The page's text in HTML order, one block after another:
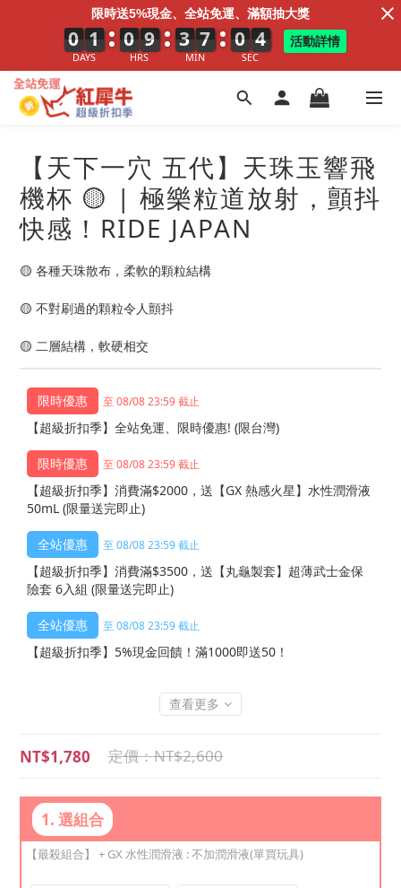
【天下一穴 五代】天珠玉響飛
機杯 🟡 | 極樂粒道放射，顫抖
快感！RIDE JAPAN
🟡 各種天珠散布，柔軟的顆粒結構
🟡 不對刷過的顆粒令人顫抖
🟡 二層結構，軟硬相交
至 08/08 23:59 截止
【超級折扣季】全站免運、限時優惠! (限台灣)
至 08/08 23:59 截止
【超級折扣季】消費滿$2000，送【GX 熱感火星】水性潤滑液
50mL (限量送完即止)
至 08/08 23:59 截止
【超級折扣季】消費滿$3500，送【丸龜製套】超薄武士金保
險套 6入組 (限量送完即止)
至 08/08 23:59 截止
【超級折扣季】5%現金回饋！滿1000即送50！
查看更多
NT$2,600
NT$1,780
1. 選組合
【最殺組合】 + GX 水性潤滑液 : 不加潤滑液(單買玩具)
限時送5%現金、全站免運、滿額抽大獎
0
0
0 1
1
1
DAYS
0
0
0 9
9
9
HRS
3
3
3 7
7
7
MIN
0
1
0 2
3
3
SEC
活動詳情